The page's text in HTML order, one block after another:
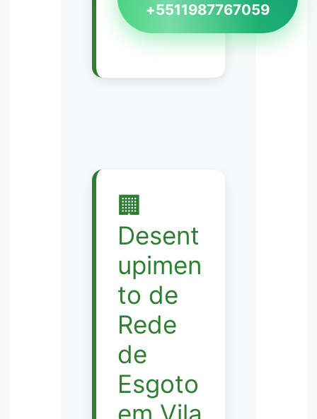
+5511987767059
🏢
Desent
upimen
to de
Rede
de
Esgoto